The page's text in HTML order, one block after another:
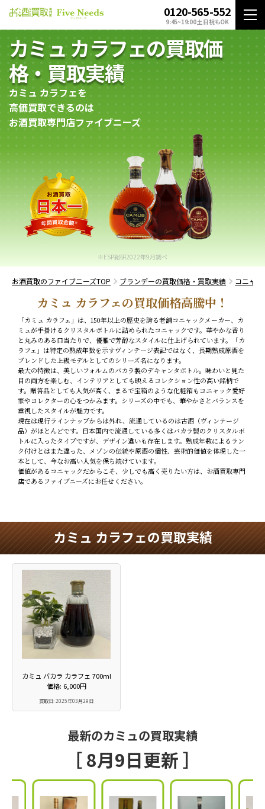
0120-565-552
9:45~19:00 土日祝もOK
カミュ カラフェの買取価
格・買取実績
カミュ カラフェを
高価買取できるのは
お酒買取専門店ファイブニーズ
※ESP総研2022年9月調べ
お酒買取のファイブニーズTOP ブランデーの買取価格・買取実績 コニャ
カミュ カラフェの買取価格高騰中！
「カミュ カラフェ」は、150年以上の歴史を誇る老舗コニャックメーカー、カ
ミュが手掛けるクリスタルボトルに詰められたコニャックです。華やかな香り
と丸みのある口当たりで、優雅で芳醇なスタイルに仕上げられています。「カ
ラフェ」は特定の熟成年数を示すヴィンテージ表記ではなく、長期熟成原酒を
ブレンドした上級モデルとしてのシリーズ名になります。
最大の特徴は、美しいフォルムのバカラ製のデキャンタボトル。味わいと見た
目の両方を楽しむ、インテリアとしても映えるコレクション性の高い銘柄で
す。贈答品としても人気が高く、まるで宝箱のような化粧箱もコニャック愛好
家やコレクターの心をつかみます。シリーズの中でも、華やかさとバランスを
重視したスタイルが魅力です。
現在は現行ラインナップからは外れ、流通しているのは古酒（ヴィンテージ
品）がほとんどです。日本国内で流通している多くはバカラ製のクリスタルボ
トルに入ったタイプですが、デザイン違いも存在します。熟成年数によるラン
ク付けとはまた違った、メゾンの伝統や原酒の個性、芸術的価値を体現した一
本として、今なお高い人気を保ち続けています。
価値があるコニャックだからこそ、少しでも高く売りたい方は、お酒買取専門
店であるファイブニーズにお任せください。
カミュ カラフェの買取実績
カミュ バカラ カラフェ 700ml
価格: 6,000円
買取日: 2025年03月29日
最新のカミュの買取実績
［ 8月9日更新 ］